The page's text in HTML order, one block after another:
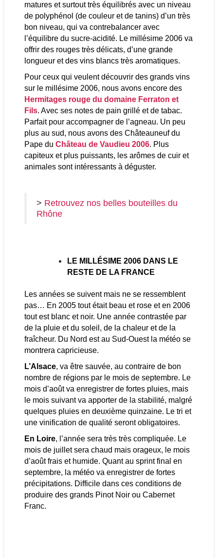
matures et surtout très équilibrés avec un niveau
de polyphénol (de couleur et de tanins) d’un très
bon niveau, qui va contrebalancer avec
l’équilibre du sucre-acidité. Le millésime 2006 va
offrir des rouges très délicats, d’une grande
longueur et des vins blancs très aromatiques.
Pour ceux qui veulent découvrir des grands vins
sur le millésime 2006, nous avons encore des
Hermitages rouge du domaine Ferraton et
Fils. Avec ses notes de pain grillé et de tabac.
Parfait pour accompagner de l’agneau. Un peu
plus au sud, nous avons des Châteauneuf du
Pape du Château de Vaudieu 2006. Plus
capiteux et plus puissants, les arômes de cuir et
animales sont intéressants à déguster.
> Retrouvez nos belles bouteilles du
Rhône
LE MILLÉSIME 2006 DANS LE
RESTE DE LA FRANCE
Les années se suivent mais ne se ressemblent
pas… En 2005 tout était beau et rose et en 2006
tout est blanc et noir. Une année contrastée par
de la pluie et du soleil, de la chaleur et de la
fraîcheur. Du Nord est au Sud-Ouest la météo se
montrera capricieuse.
L’Alsace, va être sauvée, au contraire de bon
nombre de régions par le mois de septembre. Le
mois d’août va enregistrer de fortes pluies, mais
le mois suivant va apporter de la stabilité, malgré
quelques pluies en deuxième quinzaine. Le tri et
une vinification de qualité seront obligatoires.
En Loire, l’année sera très très compliquée. Le
mois de juillet sera chaud mais orageux, le mois
d’août frais et humide. Quant au sprint final en
septembre, la météo va enregistrer de fortes
précipitations. Difficile dans ces conditions de
produire des grands Pinot Noir ou Cabernet
Franc.